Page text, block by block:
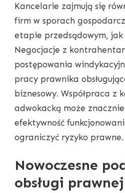
Kancelarie zajmują się
firm w sporach
etapie przedsądowym, jak
Negocjacje z
postępowania
pracy prawnika
biznesowy. Współpraca z
adwokacką może
efektywność
ograniczyć ryzyko prawne.
Nowoczesne
obsługi prawnej